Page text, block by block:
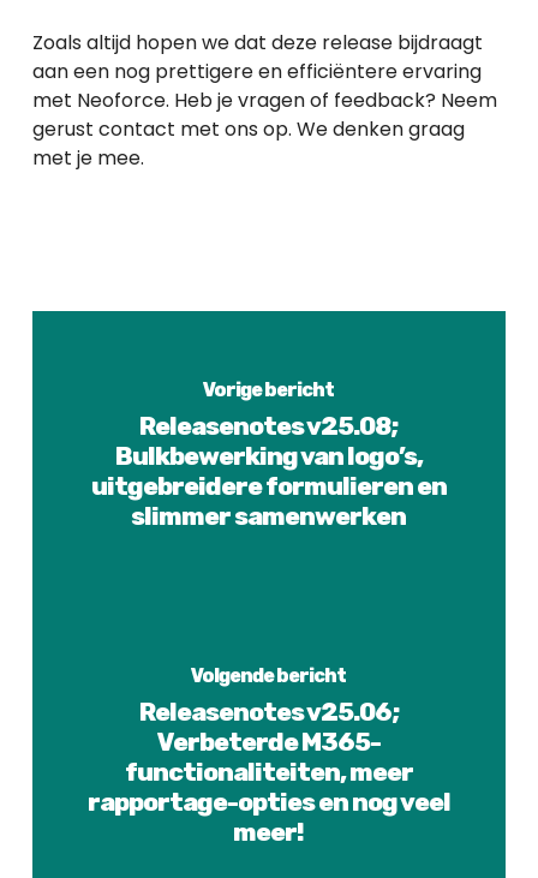
Zoals altijd hopen we dat deze release bijdraagt
aan een nog prettigere en efficiëntere ervaring
met Neoforce. Heb je vragen of feedback? Neem
gerust contact met ons op. We denken graag
met je mee.
Vorige bericht
Releasenotes v25.08;
Bulkbewerking van logo’s,
uitgebreidere formulieren en
slimmer samenwerken
Volgende bericht
Releasenotes v25.06;
Verbeterde M365-
functionaliteiten, meer
rapportage-opties en nog veel
meer!